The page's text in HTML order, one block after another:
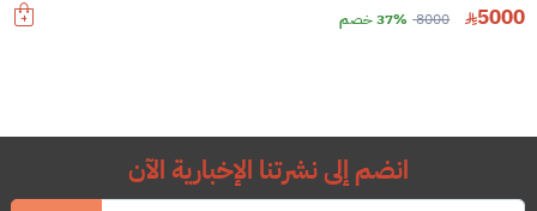
5000
8000 37% خصم
انضم إلى نشرتنا الإخبارية الآن